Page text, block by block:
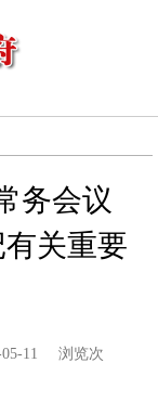
务会议
关重要
11
浏览次